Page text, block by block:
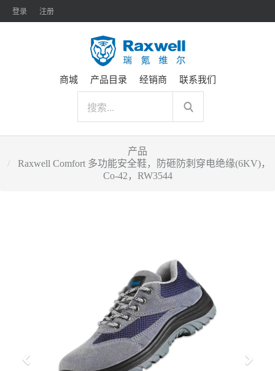
登录 注册
商城 产品目录 经销商 联系我们
产品
Raxwell Comfort 多功能安全鞋，防砸防刺穿电绝缘(6KV)，
Co-42，RW3544
下